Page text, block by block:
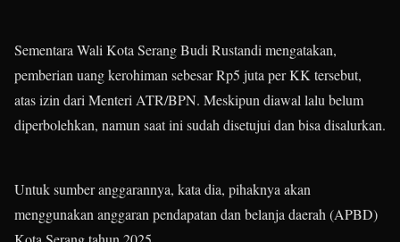
Sementara Wali Kota Serang Budi Rustandi mengatakan,
pemberian uang kerohiman sebesar Rp5 juta per KK tersebut,
atas izin dari Menteri ATR/BPN. Meskipun diawal lalu belum
diperbolehkan, namun saat ini sudah disetujui dan bisa disalurkan.
Untuk sumber anggarannya, kata dia, pihaknya akan
menggunakan anggaran pendapatan dan belanja daerah (APBD)